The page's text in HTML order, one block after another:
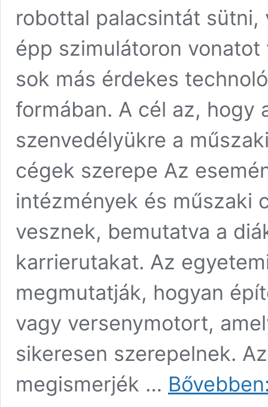
robottal palacsintát
épp szimulátoron
sok más érdekes
formában. A cél az, hogy
szenvedélyükre a
cégek szerepe Az
intézmények és műszaki
vesznek, bemutatva a
karrierutakat. Az
megmutatják, hogyan
vagy versenymotort,
sikeresen szerepelnek.
megismerjék …